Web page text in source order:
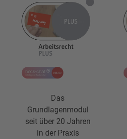
Das
Grundlagenmodul
seit über 20 Jahren
in der Praxis